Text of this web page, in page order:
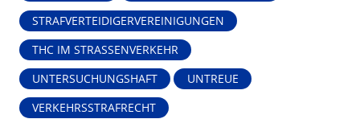
STRAFVERTEIDIGERVEREINIGUNGEN
THC IM STRASSENVERKEHR
UNTERSUCHUNGSHAFT UNTREUE
VERKEHRSSTRAFRECHT